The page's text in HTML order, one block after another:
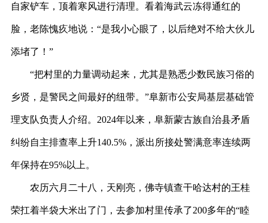
自家铲车，顶着寒风进行清理。看着海武云冻得通红的
脸，老陈愧疚地说： “是我小心眼了，以后绝对不给大伙儿
添堵了！”
“把村里的力量调动起来，尤其是熟悉少数民族习俗的
乡贤，是警民之间最好的纽带。”阜新市公安局基层基础管
理支队负责人介绍。2024年以来，阜新蒙古族自治县矛盾
纠纷自主排查率上升140.5%，派出所接处警满意率连续两
年保持在95%以上。
农历六月二十八，天刚亮，佛寺镇查干哈达村的王桂
荣扛着半袋大米出了门，去参加村里传承了200多年的“睦